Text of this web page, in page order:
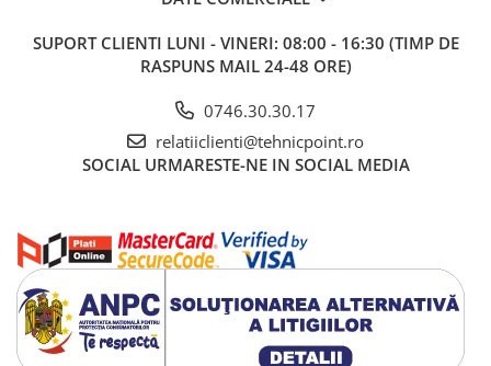
SUPORT CLIENTI LUNI - VINERI: 08:00 - 16:30 (TIMP DE
RASPUNS MAIL 24-48 ORE)
0746.30.30.17
relatiiclienti@tehnicpoint.ro
SOCIAL URMARESTE-NE IN SOCIAL MEDIA